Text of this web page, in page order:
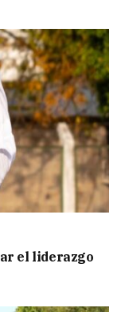
el liderazgo